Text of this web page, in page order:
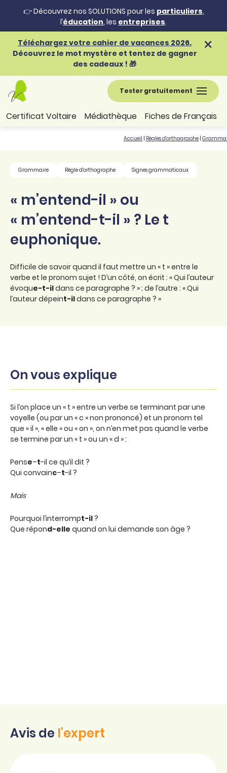
👉 Découvrez nos SOLUTIONS pour les particuliers,
l’éducation, les entreprises.
Téléchargez votre cahier de vacances 2026.
Découvrez le mot mystère et tentez de gagner
des cadeaux ! 🎁
Tester gratuitement
Certificat Voltaire Médiathèque Fiches de Français
Accueil Règles d'orthographe
Grammaire Règle d'orthographe Signes grammaticaux
« m’entend-il » ou
« m’entend-t-il » ? Le t
euphonique.
Difficile de savoir quand il faut mettre un « t » entre le
verbe et le pronom sujet ! D’un côté, on écrit : « Qui l’auteur
évoque-t-ildans ce paragraphe ? » ; de l’autre : « Qui
l’auteur dépeint-ildans ce paragraphe ? »
On vous explique
Si l’on place un « t » entre un verbe se terminant par une
voyelle (ou par un « c » non prononcé) et un pronom tel
que « il », « elle » ou « on », on n’en met pas quand le verbe
se termine par un « t » ou un « d » :
Pense–t-il ce qu’il dit ?
Qui convainc–t-il ?
Mais
Pourquoi l’interrompt-il?
Que répond-elle quand on lui demande son âge ?
Avis de l'expert